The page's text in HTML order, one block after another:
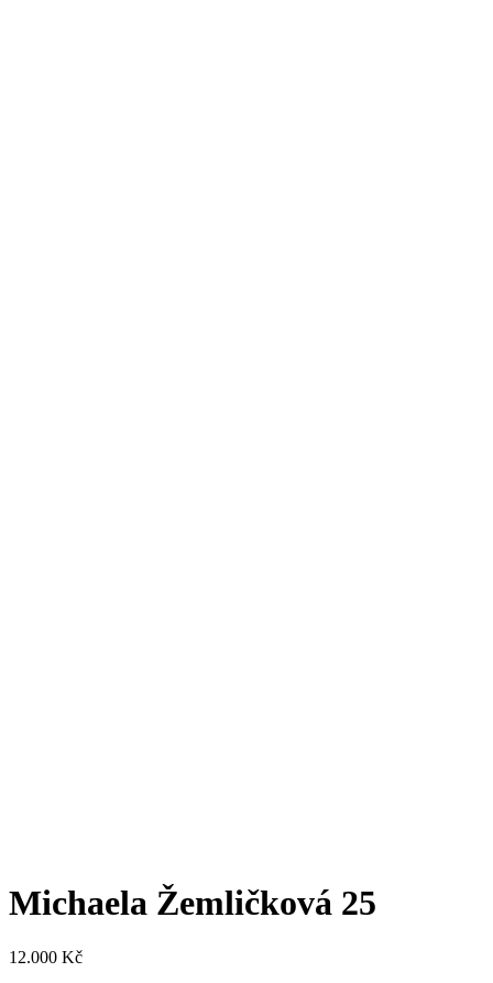
Michaela Žemličková 25
12.000 Kč